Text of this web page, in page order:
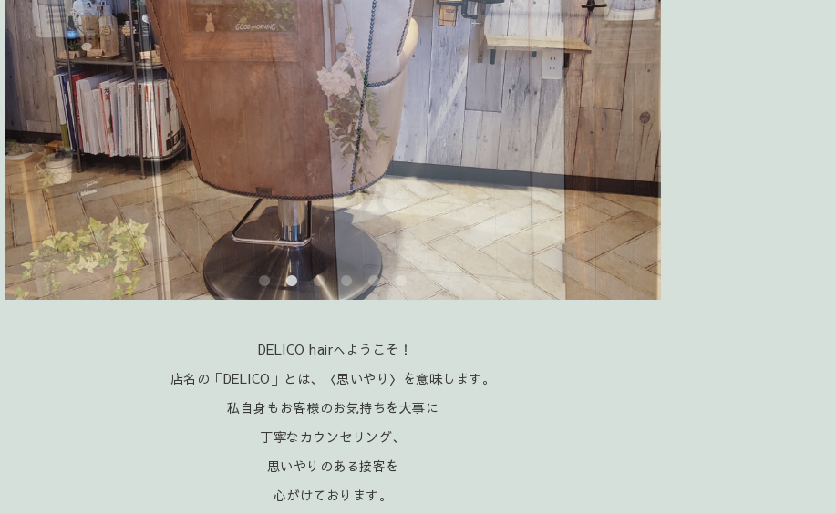
DELICO hairへようこそ！
店名の「DELICO」とは、〈思いやり〉を意味します。
私自身もお客様のお気持ちを大事に
丁寧なカウンセリング、
思いやりのある接客を
心がけております。